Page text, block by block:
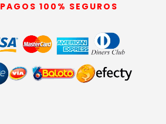
PAGOS 100% SEGUROS